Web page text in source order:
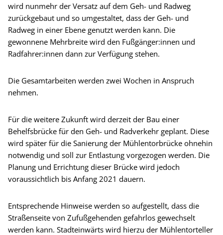
wird nunmehr der Versatz auf dem Geh- und Radweg
zurückgebaut und so umgestaltet, dass der Geh- und
Radweg in einer Ebene genutzt werden kann. Die
gewonnene Mehrbreite wird den Fußgänger:innen und
Radfahrer:innen dann zur Verfügung stehen.
Die Gesamtarbeiten werden zwei Wochen in Anspruch
nehmen.
Für die weitere Zukunft wird derzeit der Bau einer
Behelfsbrücke für den Geh- und Radverkehr geplant. Diese
wird später für die Sanierung der Mühlentorbrücke ohnehin
notwendig und soll zur Entlastung vorgezogen werden. Die
Planung und Errichtung dieser Brücke wird jedoch
voraussichtlich bis Anfang 2021 dauern.
Entsprechende Hinweise werden so aufgestellt, dass die
Straßenseite von Zufußgehenden gefahrlos gewechselt
werden kann. Stadteinwärts wird hierzu der Mühlentorteller